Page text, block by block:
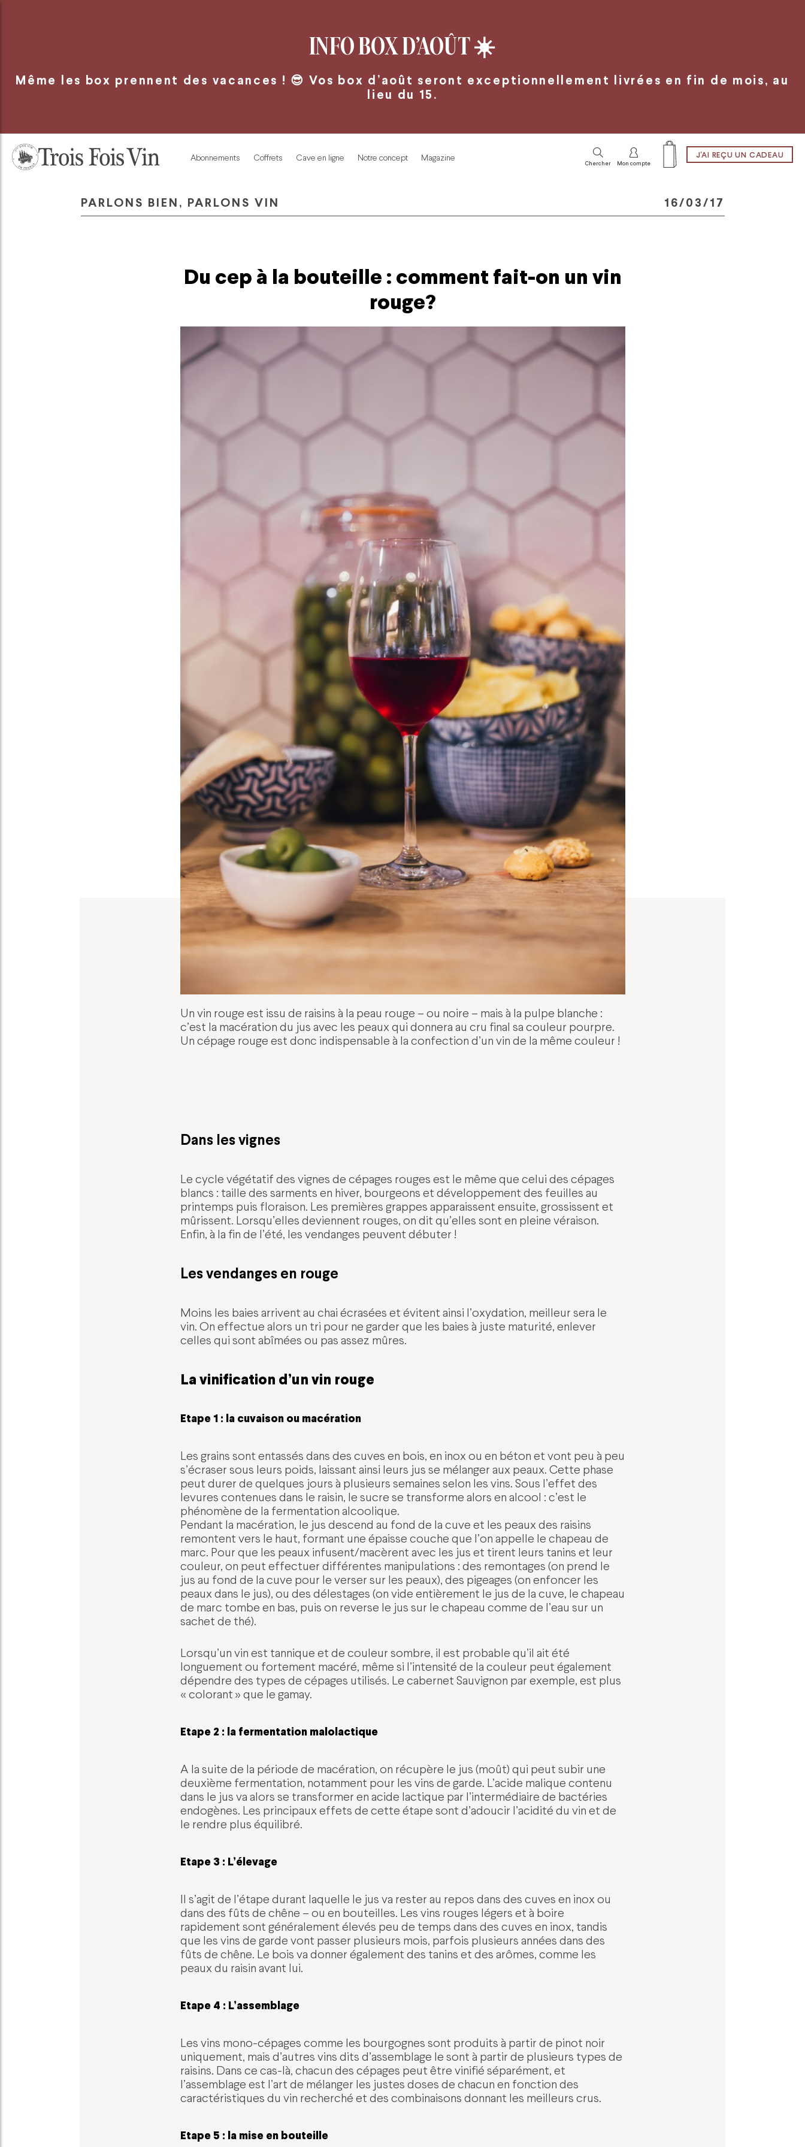
INFO BOX D’AOÛT☀️
Même les box prennent des vacances ! 😎 Vos box d’août seront exceptionnellement livrées en fin de mois, au
lieu du 15.
Abonnements Coffrets Cave en ligne Notre concept Magazine J'AI REÇU UN CADEAU
Chercher Mon compte
PARLONS BIEN, PARLONS VIN 16/03/17
Du cep à la bouteille : comment fait-on un vin
rouge?
Un vin rouge est issu de raisins à la peau rouge – ou noire – mais à la pulpe blanche :
c’est la macération du jus avec les peaux qui donnera au cru final sa couleur pourpre.
Un cépage rouge est donc indispensable à la confection d’un vin de la même couleur !
Dans les vignes
Le cycle végétatif des vignes de cépages rouges est le même que celui des cépages
blancs : taille des sarments en hiver, bourgeons et développement des feuilles au
printemps puis floraison. Les premières grappes apparaissent ensuite, grossissent et
mûrissent. Lorsqu’elles deviennent rouges, on dit qu’elles sont en pleine véraison.
Enfin, à la fin de l’été, les vendanges peuvent débuter !
Les vendanges en rouge
Moins les baies arrivent au chai écrasées et évitent ainsi l’oxydation, meilleur sera le
vin. On effectue alors un tri pour ne garder que les baies à juste maturité, enlever
celles qui sont abîmées ou pas assez mûres.
La vinification d’un vin rouge
Etape 1 : la cuvaison ou macération
Les grains sont entassés dans des cuves en bois, en inox ou en béton et vont peu à peu
s’écraser sous leurs poids, laissant ainsi leurs jus se mélanger aux peaux. Cette phase
peut durer de quelques jours à plusieurs semaines selon les vins. Sous l’effet des
levures contenues dans le raisin, le sucre se transforme alors en alcool : c’est le
phénomène de la fermentation alcoolique.
Pendant la macération, le jus descend au fond de la cuve et les peaux des raisins
remontent vers le haut, formant une épaisse couche que l’on appelle le chapeau de
marc. Pour que les peaux infusent/macèrent avec les jus et tirent leurs tanins et leur
couleur, on peut effectuer différentes manipulations : des remontages (on prend le
jus au fond de la cuve pour le verser sur les peaux), des pigeages (on enfoncer les
peaux dans le jus), ou des délestages (on vide entièrement le jus de la cuve, le chapeau
de marc tombe en bas, puis on reverse le jus sur le chapeau comme de l’eau sur un
sachet de thé).
Lorsqu’un vin est tannique et de couleur sombre, il est probable qu’il ait été
longuement ou fortement macéré, même si l’intensité de la couleur peut également
dépendre des types de cépages utilisés. Le cabernet Sauvignon par exemple, est plus
« colorant » que le gamay.
Etape 2 : la fermentation malolactique
A la suite de la période de macération, on récupère le jus (moût) qui peut subir une
deuxième fermentation, notamment pour les vins de garde. L’acide malique contenu
dans le jus va alors se transformer en acide lactique par l’intermédiaire de bactéries
endogènes. Les principaux effets de cette étape sont d’adoucir l’acidité du vin et de
le rendre plus équilibré.
Etape 3 : L’élevage
Il s’agit de l’étape durant laquelle le jus va rester au repos dans des cuves en inox ou
dans des fûts de chêne – ou en bouteilles. Les vins rouges légers et à boire
rapidement sont généralement élevés peu de temps dans des cuves en inox, tandis
que les vins de garde vont passer plusieurs mois, parfois plusieurs années dans des
fûts de chêne. Le bois va donner également des tanins et des arômes, comme les
peaux du raisin avant lui.
Etape 4 : L’assemblage
Les vins mono-cépages comme les bourgognes sont produits à partir de pinot noir
uniquement, mais d’autres vins dits d’assemblage le sont à partir de plusieurs types de
raisins. Dans ce cas-là, chacun des cépages peut être vinifié séparément, et
l’assemblage est l’art de mélanger les justes doses de chacun en fonction des
caractéristiques du vin recherché et des combinaisons donnant les meilleurs crus.
Etape 5 : la mise en bouteille